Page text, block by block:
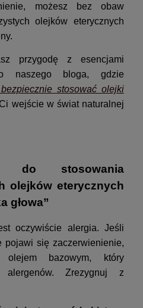
możesz bez obaw
olejków eterycznych
przygodę z esencjami
naszego bloga, gdzie
stosować olejki
wejście w świat naturalnej
do stosowania
olejków eterycznych
głowa”
oczywiście alergia. Jeśli
pojawi się zaczerwienienie,
olejem bazowym, który
alergenów. Zrezygnuj z